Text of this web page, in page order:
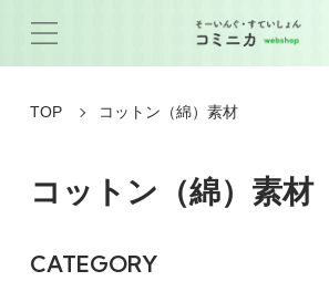
TOP コットン（綿）素材
コットン（綿）素材
CATEGORY